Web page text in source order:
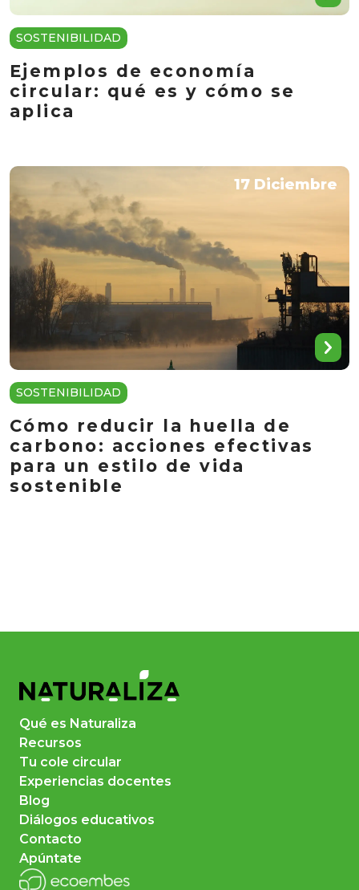
SOSTENIBILIDAD
Ejemplos de economía
circular: qué es y cómo se
aplica
17 Diciembre
SOSTENIBILIDAD
Cómo reducir la huella de
carbono: acciones efectivas
para un estilo de vida
sostenible
Qué es Naturaliza
Recursos
Tu cole circular
Experiencias docentes
Blog
Diálogos educativos
Contacto
Apúntate